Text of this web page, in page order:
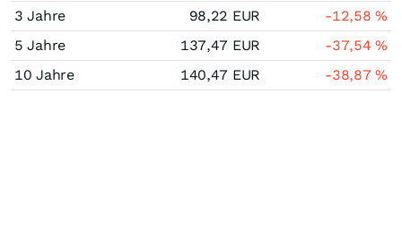
3 Jahre 98,22 EUR -12,58%
5 Jahre
137,47 EUR -37,54%
10 Jahre
140,47 EUR -38,87%